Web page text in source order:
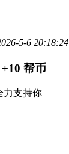
5-6 20:18:24
+10 帮币
力支持你